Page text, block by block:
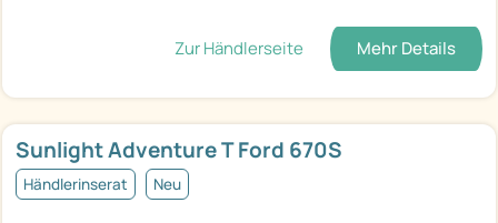
Zur Händlerseite Mehr Details
Sunlight Adventure T Ford 670S
Händlerinserat Neu